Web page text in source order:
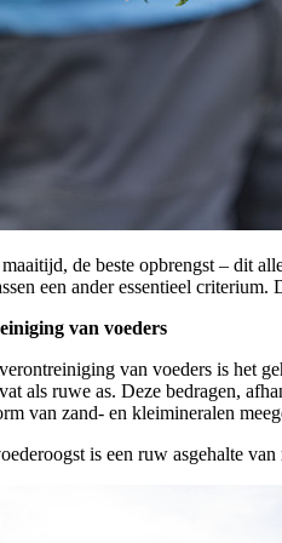
de beste opbrengst – dit
een ander essentieel
van voeders
van voeders is het
als ruwe as. Deze bedragen,
van zand- en kleimineralen
is een ruw asgehalte